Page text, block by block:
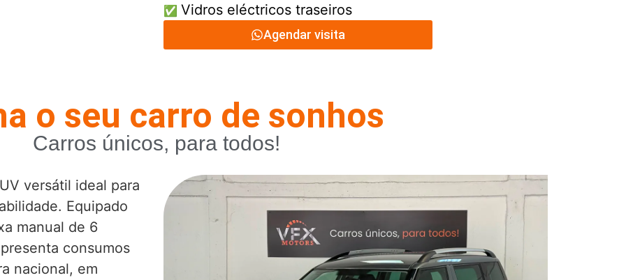
✅ Vidros eléctricos traseiros
Agendar visita
o seu carro de sonhos
Carros únicos, para todos!
versátil ideal para
Equipado
manual de 6
consumos
nacional, em